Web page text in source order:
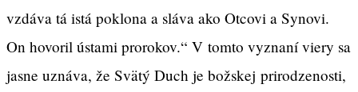
vzdáva tá istá poklona a sláva ako Otcovi a Synovi.
On hovoril ústami prorokov.“ V tomto vyznaní viery sa
jasne uznáva, že Svätý Duch je božskej prirodzenosti,